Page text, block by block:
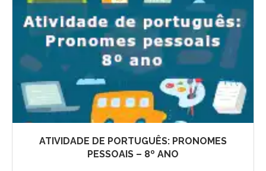
ATIVIDADE DE PORTUGUÊS: PRONOMES
PESSOAIS – 8º ANO